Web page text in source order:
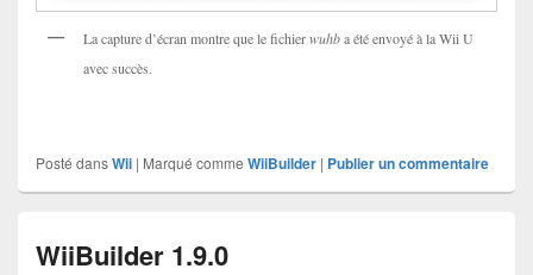
La capture d’écran montre que le fichierwuhba été envoyé à la Wii U
avec succès.
Posté dansWii | Marqué comme WiiBuilder | Publier un commentaire
WiiBuilder 1.9.0